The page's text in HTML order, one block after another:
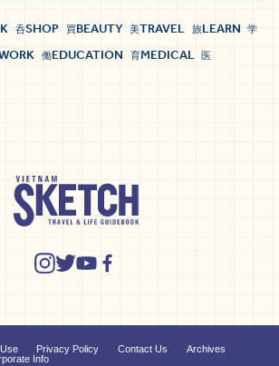
呑SHOP 買BEAUTY 美TRAVEL 旅LEARN 学
働EDUCATION 育MEDICAL 医
Privacy Policy Contact Us
Archives
Info